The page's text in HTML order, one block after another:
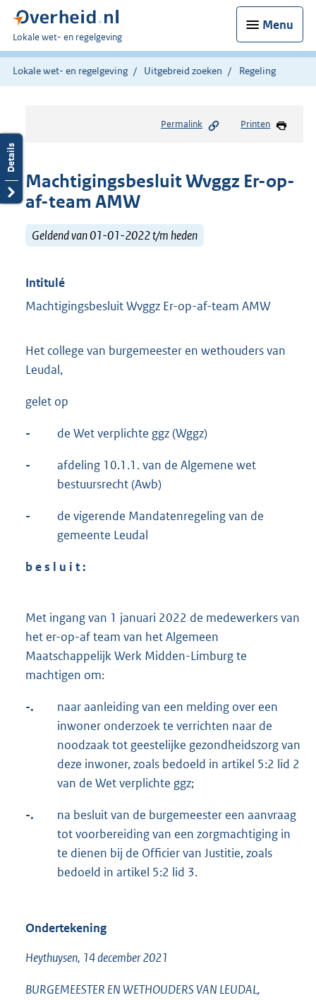
Menu
U
bent
hier:
Lokale wet- en regelgeving
Lokale wet- en regelgeving Uitgebreid zoeken Regeling
Permalink Printen
Machtigingsbesluit Wvggz Er-op-
af-team AMW
Geldend van 01-01-2022 t/m heden
Intitulé
Machtigingsbesluit Wvggz Er-op-af-team AMW
Het college van burgemeester en wethouders van
Leudal,
gelet op
- de Wet verplichte ggz (Wggz)
-
afdeling 10.1.1. van de Algemene wet
bestuursrecht (Awb)
-
de vigerende Mandatenregeling van de
gemeente Leudal
b e s l u i t :
Met ingang van 1 januari 2022 de medewerkers van
het er-op-af team van het Algemeen
Maatschappelijk Werk Midden-Limburg te
machtigen om:
-.
naar aanleiding van een melding over een
inwoner onderzoek te verrichten naar de
noodzaak tot geestelijke gezondheidszorg van
deze inwoner, zoals bedoeld in artikel 5:2 lid 2
van de Wet verplichte ggz;
-.
na besluit van de burgemeester een aanvraag
tot voorbereiding van een zorgmachtiging in
te dienen bij de Officier van Justitie, zoals
bedoeld in artikel 5:2 lid 3.
Ondertekening
Heythuysen, 14 december 2021
BURGEMEESTER EN WETHOUDERS VAN LEUDAL,